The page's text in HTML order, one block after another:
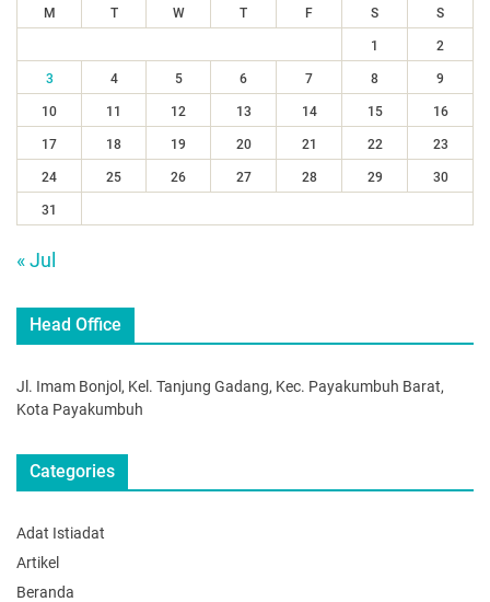
M T W T F S S
1 2
3 4 5 6 7 8 9
10 11 12 13 14 15 16
17 18 19 20 21 22 23
24 25 26 27 28 29 30
31
« Jul
Head Office
Jl. Imam Bonjol, Kel. Tanjung Gadang, Kec. Payakumbuh Barat,
Kota Payakumbuh
Categories
Adat Istiadat
Artikel
Beranda